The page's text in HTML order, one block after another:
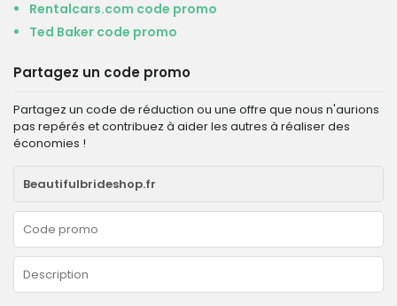
Rentalcars.com code promo
Ted Baker code promo
Partagez un code promo
Partagez un code de réduction ou une offre que nous n'aurions
pas repérés et contribuez à aider les autres à réaliser des
économies !